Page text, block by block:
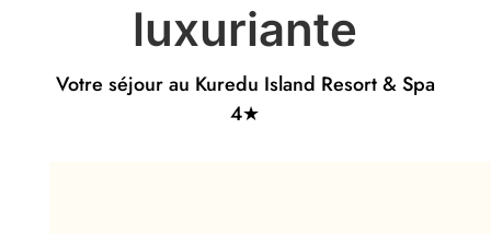
luxuriante
Votre séjour au Kuredu Island Resort & Spa
4★